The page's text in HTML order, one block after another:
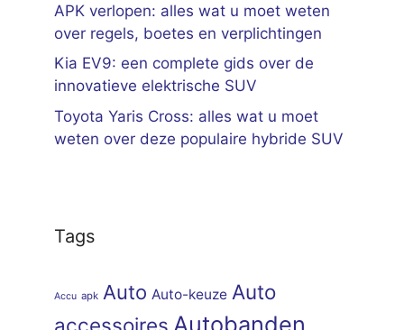
APK verlopen: alles wat u moet weten
over regels, boetes en verplichtingen
Kia EV9: een complete gids over de
innovatieve elektrische SUV
Toyota Yaris Cross: alles wat u moet
weten over deze populaire hybride SUV
Tags
Accu apk Auto Auto-keuze Auto
accessoires Autobanden